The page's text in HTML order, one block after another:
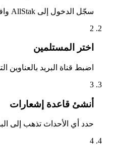
سجّل الدخول إلى AllStak وافتح صفحة التكاملات حيث تُدار قنوات الإشعارات والمستلمون.
2
اختر المستلمين
اضبط قناة البريد
3
أنشئ قاعدة إشعارات
حدد أي الأحداث تذهب إلى
4